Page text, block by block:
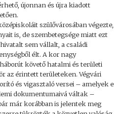
újonnan és újra kiadott
szülővárosában végezte,
is, de szembetegsége miatt ezt
sem vállalt, a családi
élt. A kor nagy
követő hatalmi és területi
az érintett területeken. Végvári
és vigasztaló versei – amelyek e
dokumentumaivá váltak –
már korábban is jelentek meg